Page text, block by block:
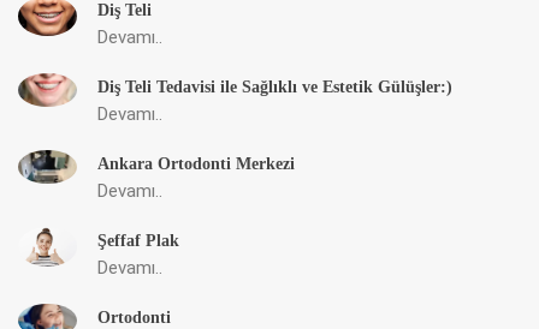
Diş Teli
Devamı..
Diş Teli Tedavisi ile Sağlıklı ve Estetik Gülüşler:)
Devamı..
Ankara Ortodonti Merkezi
Devamı..
Şeffaf Plak
Devamı..
Ortodonti